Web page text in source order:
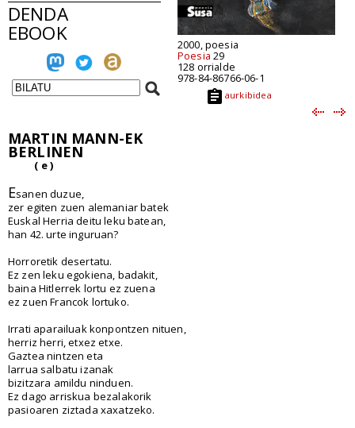
DENDA
EBOOK 2000, poesia
Poesia 29
128 orrialde
978-84-86766-06-1
aurkibidea
MARTIN MANN-EK
BERLINEN
( e )
Esanen duzue,
zer egiten zuen alemaniar batek
Euskal Herria deitu leku batean,
han 42. urte inguruan?
Horroretik desertatu.
Ez zen leku egokiena, badakit,
baina Hitlerrek lortu ez zuena
ez zuen Francok lortuko.
Irrati aparailuak konpontzen nituen,
herriz herri, etxez etxe.
Gaztea nintzen eta
larrua salbatu izanak
bizitzara amildu ninduen.
Ez dago arriskua bezalakorik
pasioaren ziztada xaxatzeko.